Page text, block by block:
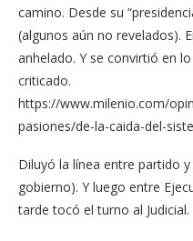
camino. Desde su
(algunos aún no revelados).
anhelado. Y se convirtió en
criticado.
https://www.milenio.com/
pasiones/de-la-caida-del-
Diluyó la línea entre partido
gobierno). Y luego entre
tarde tocó el turno al Judicial.